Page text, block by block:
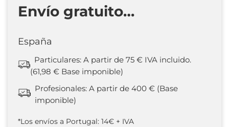
Envío gratuito…
España
Particulares: A partir de 75 € IVA incluido.
(61,98 € Base imponible)
Profesionales: A partir de 400 € (Base
imponible)
*Los envíos a Portugal: 14€ + IVA